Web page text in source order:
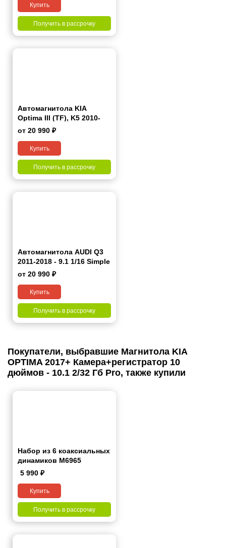
Купить
Получить в рассрочку
Автомагнитола KIA
Optima III (TF), K5 2010-
2013 7"
от 20 990 ₽
Купить
Получить в рассрочку
Автомагнитола AUDI Q3
2011-2018 - 9.1 1/16 Simple
от 20 990 ₽
Купить
Получить в рассрочку
Покупатели, выбравшие Магнитола KIA
OPTIMA 2017+ Камера+регистратор 10
дюймов - 10.1 2/32 Гб Pro, также купили
Набор из 6 коаксиальных
динамиков M6965
5 990 ₽
Купить
Получить в рассрочку